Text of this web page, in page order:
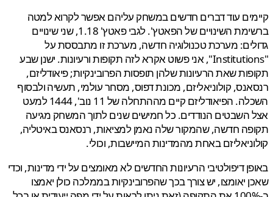
עוד דברים חדשים במשחק עליהם אפשר לקרוא למטה
ברשימת השינויים של הפאטץ'. לגבי פאטץ' 1.18, שני שינויים
מערכת טכנולוגיה חדשה, מערכת זו מתבססת על
"Institutions", אני פשוט אקרא לזה תקופות ורעיונות. ישנן שבע
שאת הרעיונות שלהן תופסות הפרובינקיות; פיאודליזם,
קולוניאליזם, מכונת דפוס, מסחר עולמי, תעשיה ולבסוף
השכלה. הפיאודליזם קיים מההתחלה של 11 נוב', 1444 למעט
השבטים הנודדים. כל חמישים שנים לתוך המשחק מגיעה
חדשה, שהמקור שלה נאמן למציאות, רנסאנס באיטליה,
באחת מהמדינות המיישבות, וכולי.
דיפולטיבי הרעיונות החדשים לא מאומצים על ידי מדינות, וכדי
יאומצו, יש צורך בכך שהפרובינקיות בממלכה כולן יאמצו